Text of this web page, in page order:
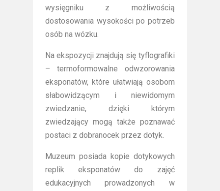
wysięgniku z możliwością
dostosowania wysokości po potrzeb
osób na wózku.
Na ekspozycji znajdują się tyflografiki
– termoformowalne odwzorowania
eksponatów, które ułatwiają osobom
słabowidzącym i niewidomym
zwiedzanie, dzięki którym
zwiedzający mogą także poznawać
postaci z dobranocek przez dotyk.
Muzeum posiada kopie dotykowych
replik eksponatów do zajęć
edukacyjnych prowadzonych w